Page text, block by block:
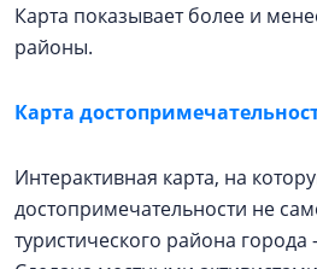
Карта показывает более и
районы.
Карта
Интерактивная карта, на
достопримечательности не
туристического района города